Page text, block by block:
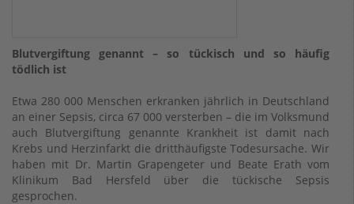
Blutvergiftung genannt – so tückisch und so häufig
tödlich ist
Etwa 280 000 Menschen erkranken jährlich in Deutschland
an einer Sepsis, circa 67 000 versterben – die im Volksmund
auch Blutvergiftung genannte Krankheit ist damit nach
Krebs und Herzinfarkt die dritthäufigste Todesursache. Wir
haben mit Dr. Martin Grapengeter und Beate Erath vom
Klinikum Bad Hersfeld über die tückische Sepsis
gesprochen.